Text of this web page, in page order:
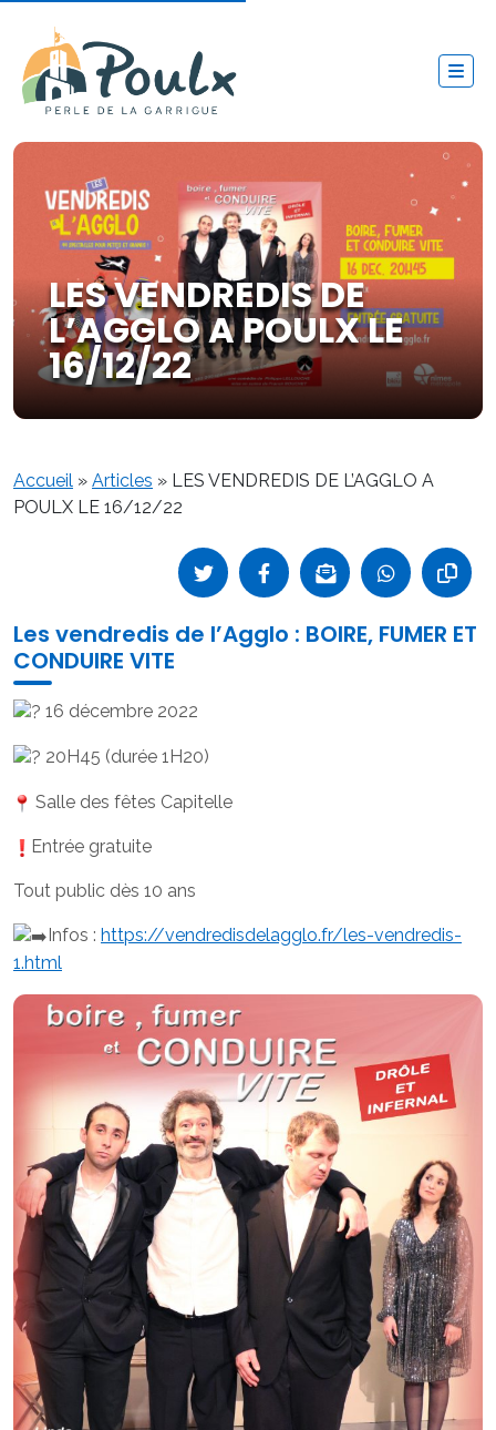
LES VENDREDIS DE
L’AGGLO A POULX LE
16/12/22
Accueil » Articles » LES VENDREDIS DE L’AGGLO A
POULX LE 16/12/22
Les vendredis de l’Agglo : BOIRE, FUMER ET
CONDUIRE VITE
16 décembre 2022
20H45 (durée 1H20)
Salle des fêtes Capitelle
Entrée gratuite
Tout public dès 10 ans
Infos : https://vendredisdelagglo.fr/les-vendredis-
1.html